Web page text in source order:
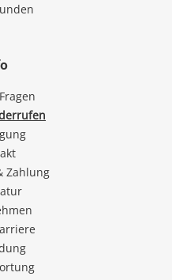
Zahlung